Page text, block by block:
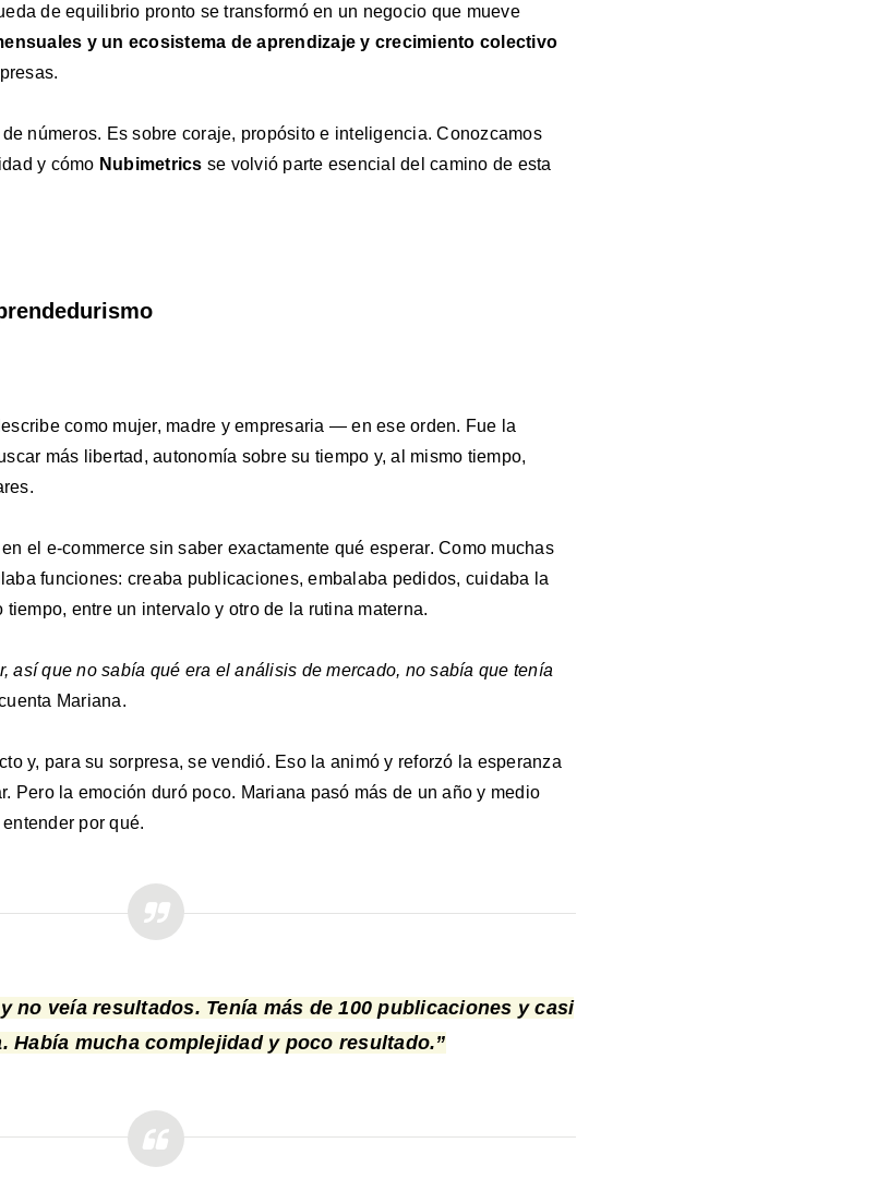
de equilibrio pronto se transformó en un negocio que mueve
y un ecosistema de aprendizaje y crecimiento colectivo
números. Es sobre coraje, propósito e inteligencia. Conozcamos
y cómo Nubimetrics se volvió parte esencial del camino de esta
como mujer, madre y empresaria — en ese orden. Fue la
más libertad, autonomía sobre su tiempo y, al mismo tiempo,
el e-commerce sin saber exactamente qué esperar. Como muchas
funciones: creaba publicaciones, embalaba pedidos, cuidaba la
entre un intervalo y otro de la rutina materna.
así que no sabía qué era el análisis de mercado, no sabía que tenía
Mariana.
y, para su sorpresa, se vendió. Eso la animó y reforzó la esperanza
Pero la emoción duró poco. Mariana pasó más de un año y medio
por qué.
no veía resultados. Tenía más de 100 publicaciones y casi
Había mucha complejidad y poco resultado.”